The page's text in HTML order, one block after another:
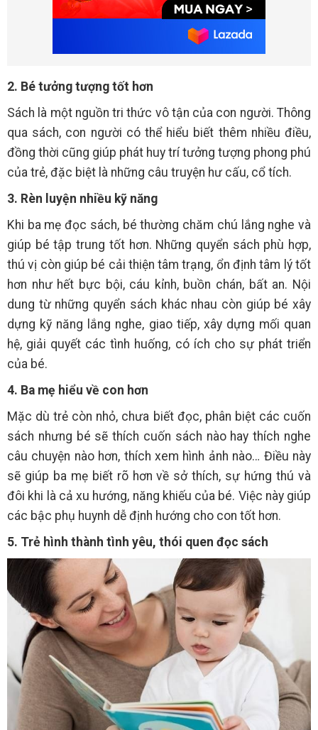
2. Bé tưởng tượng tốt hơn
Sách là một nguồn tri thức vô tận của con người. Thông
qua sách, con người có thể hiểu biết thêm nhiều điều,
đồng thời cũng giúp phát huy trí tưởng tượng phong phú
của trẻ, đặc biệt là những câu truyện hư cấu, cổ tích.
3. Rèn luyện nhiều kỹ năng
Khi ba mẹ đọc sách, bé thường chăm chú lắng nghe và
giúp bé tập trung tốt hơn. Những quyển sách phù hợp,
thú vị còn giúp bé cải thiện tâm trạng, ổn định tâm lý tốt
hơn như hết bực bội, cáu kỉnh, buồn chán, bất an. Nội
dung từ những quyển sách khác nhau còn giúp bé xây
dựng kỹ năng lắng nghe, giao tiếp, xây dựng mối quan
hệ, giải quyết các tình huống, có ích cho sự phát triển
của bé.
4. Ba mẹ hiểu về con hơn
Mặc dù trẻ còn nhỏ, chưa biết đọc, phân biệt các cuốn
sách nhưng bé sẽ thích cuốn sách nào hay thích nghe
câu chuyện nào hơn, thích xem hình ảnh nào… Điều này
sẽ giúp ba mẹ biết rõ hơn về sở thích, sự hứng thú và
đôi khi là cả xu hướng, năng khiếu của bé. Việc này giúp
các bậc phụ huynh dễ định hướng cho con tốt hơn.
5. Trẻ hình thành tình yêu, thói quen đọc sách